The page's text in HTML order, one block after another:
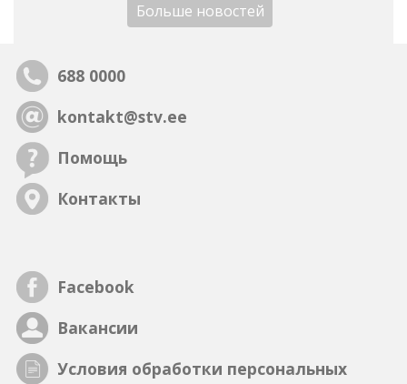
Больше новостей
688 0000
kontakt@stv.ee
Помощь
Контакты
Facebook
Вакансии
Условия обработки персональных